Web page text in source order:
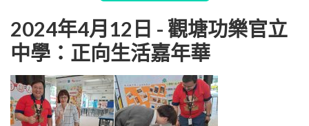
2024年4月12日 - 觀塘功樂官立
中學：正向生活嘉年華